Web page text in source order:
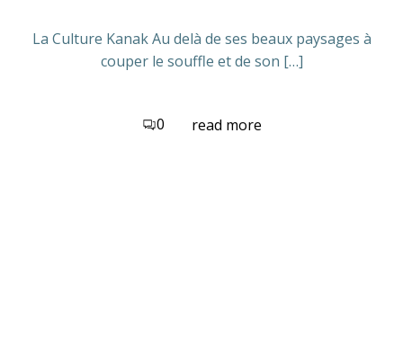
La Culture Kanak Au delà de ses beaux paysages à
couper le souffle et de son […]
0 read more